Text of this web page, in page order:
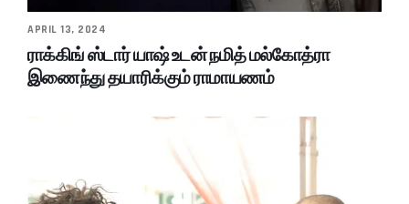
APRIL 13, 2024
ராக்கிங் ஸ்டார் யாஷ் உடன் நமித் மல்கோத்ரா
இணைந்து தயாரிக்கும் ராமாயணம்